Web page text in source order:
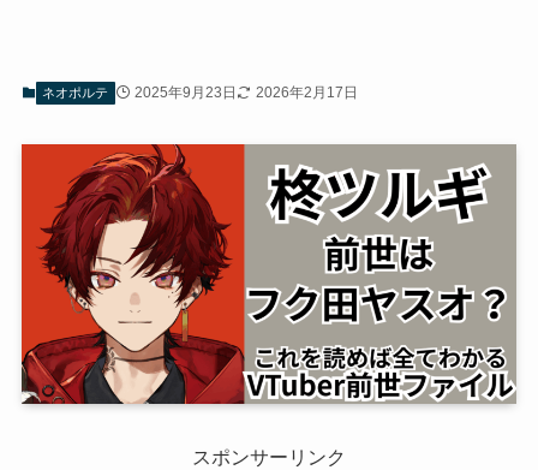
ネオポルテ 2025年9月23日 2026年2月17日
スポンサーリンク